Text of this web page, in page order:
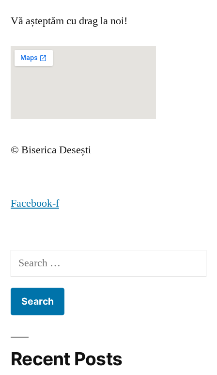
Vă așteptăm cu drag la noi!
© Biserica Desești
Facebook-f
Search
for:
Recent Posts